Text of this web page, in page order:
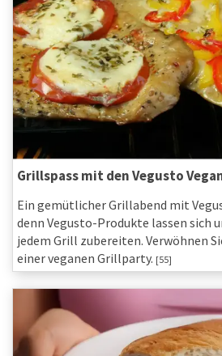
Grillspass mit den Vegusto
Ein gemütlicher Grillabend mit
denn Vegusto-Produkte lassen sich
jedem Grill zubereiten. Verwöhnen
einer veganen Grillparty. [55]